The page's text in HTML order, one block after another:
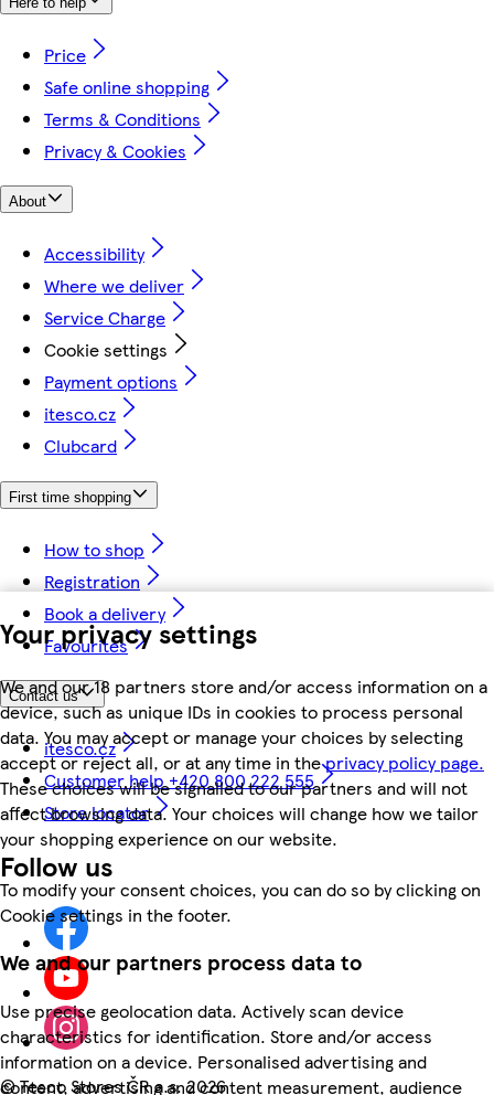
Your privacy settings
We and our 18 partners store and/or access information on a
device, such as unique IDs in cookies to process personal
data. You may accept or manage your choices by selecting
accept or reject all, or at any time in theprivacy policy page.
These choices will be signalled to our partners and will not
affect browsing data. Your choices will change how we tailor
your shopping experience on our website.
To modify your consent choices, you can do so by clicking on
Cookie settings in the footer.
We and our partners process data to
Use precise geolocation data. Actively scan device
characteristics for identification. Store and/or access
information on a device. Personalised advertising and
content, advertising and content measurement, audience
Price
Safe online shopping
Terms & Conditions
Privacy & Cookies
About
Accessibility
Where we deliver
Service Charge
Cookie settings
Payment options
itesco.cz
Clubcard
First time shopping
How to shop
Registration
Book a delivery
Favourites
Contact us
itesco.cz
Customer help +420 800 222 555
Store locator
Follow us
©Tesco Stores ČR a.s. 2026